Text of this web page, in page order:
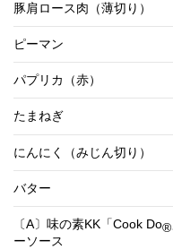
豚肩ロース肉（薄切り）
ピーマン
パプリカ（赤）
たまねぎ
にんにく（みじん切り）
バター
〔A〕味の素KK「Cook Do®
ーソース